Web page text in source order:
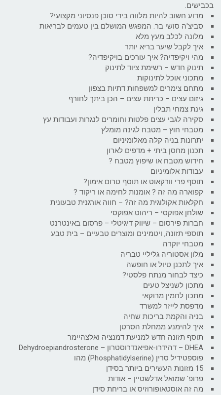
בכבישים.
מדוע חשוב להיות מלווה בידי סוכן פנסיוני מקצועי?
סביצ'ה סושי בר: המפגש המושלם בין טעמים לבריאות
מלונה לכלב מעץ מלא
איך לקבל שיער בריא יותר
מהי ויקיפדיה? איך עורכים בויקיפדיה?
תינוק חדש – רשימת ציוד לתינוק
מתכוני אוכל לתינוקות
מתחם צימרים למשפחות דתיות בצפון
גיזום עצים – כריתת עצים – הכן ביתך לחורף
גינת צמחי תבלין
סקירה לגבי עצים פלטות וחומרים לנגרות ועבודות עץ
מטבחי חוץ – מטבח לגינה מומלץ
יתרונות בניה קלה מאלומיניום
תכנון מחסן ביתי + מדפים לארון
חידוש מטבח או שיפוץ מטבח ?
עבודות אלומיניום
תוסף פרי וורקאוט או תוסף טרום אימון?
קפוארה מה זה ? אומנות לחימה או ריקוד ?
חקלאות אקולוגית מה זה? – חווה אורגנית טבעונית
שולחן אפוקסי – ריהוט אפוקסי
חברות פירסום – שיווק דיגיטלי – פרסום באינטרנט
תוספי תזונה, ויטמינים ומוצרים טבעיים – בית טבע
מטבחי יוקרה
מלון אסטוריה גליליי טבריה
איך לתכנן טיול או חופשה
כיצד לבחור מנתח פלסטי?
מתכון לשניצל טעים
מתכון לחמין מרוקאי
מדפסת לייזר למשרד
בניה והקמת בריכות שחיה
איך להימנע ממחלת הסרטן
תוסף תזונה חדש למניעת דמנציה ואלצהיימר
DHEA – דהידרו-אפיאנדרוסטרון – Dehydroepiandrosterone
פוספטידיל סרין (Phosphatidylserine) מהו
15 מזונות העשירים ביותר בסידן
פרופ' שמואל אדלשטיין – אודות
מה זה אוסטאופורוזיס או בריחת סידן